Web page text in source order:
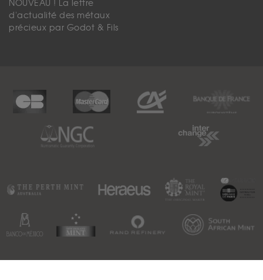
NOUVEAU ! La lettre
d'actualité des métaux
précieux par Godot & Fils